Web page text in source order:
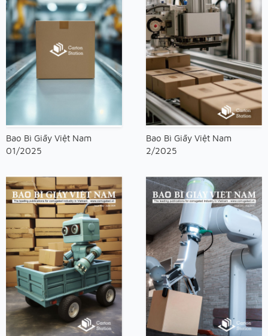
Bao Bì Giấy Việt Nam
01/2025
Bao Bì Giấy Việt Nam
2/2025